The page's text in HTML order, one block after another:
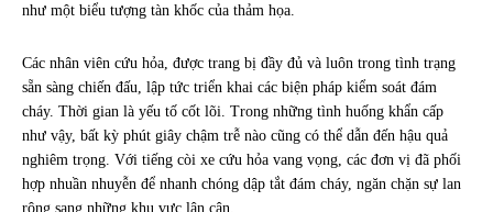
như một biểu tượng tàn khốc của thảm họa.
Các nhân viên cứu hỏa, được trang bị đầy đủ và luôn trong tình trạng
sẵn sàng chiến đấu, lập tức triển khai các biện pháp kiểm soát đám
cháy. Thời gian là yếu tố cốt lõi. Trong những tình huống khẩn cấp
như vậy, bất kỳ phút giây chậm trễ nào cũng có thể dẫn đến hậu quả
nghiêm trọng. Với tiếng còi xe cứu hỏa vang vọng, các đơn vị đã phối
hợp nhuần nhuyễn để nhanh chóng dập tắt đám cháy, ngăn chặn sự lan
rộng sang những khu vực lân cận.